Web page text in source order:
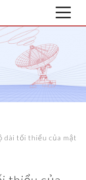
nghiệp
dài tối thiểu của mật